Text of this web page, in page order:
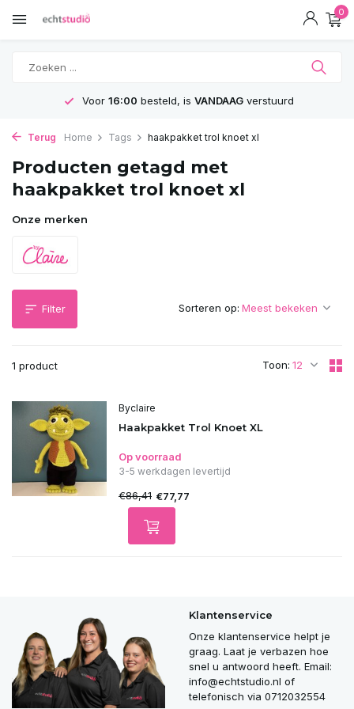
0
Voor 16:00 besteld, is VANDAAGverstuurd
Terug Home Tags haakpakket trol knoet xl
Producten getagd met
haakpakket trol knoet xl
Onze merken
Filter
1 product Toon:
Sorteren op:
Byclaire
Haakpakket Trol Knoet XL
Op voorraad
3-5 werkdagen levertijd
€86,41 €77,77
Klantenservice
Onze klantenservice helpt je
graag. Laat je verbazen hoe
snel u antwoord heeft. Email:
info@echtstudio.nl of
telefonisch via 0712032554